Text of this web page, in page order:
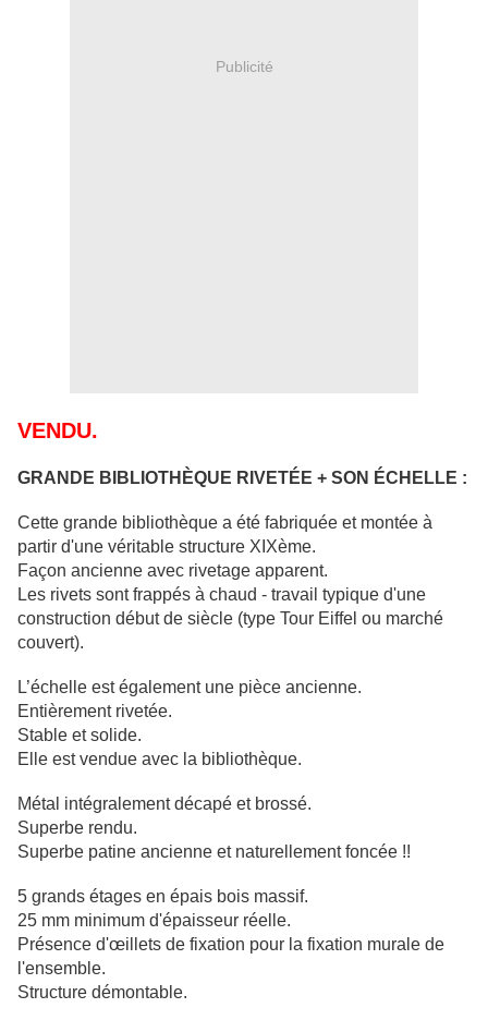
Publicité
VENDU.
GRANDE BIBLIOTHÈQUE RIVETÉE + SON ÉCHELLE :
Cette grande bibliothèque a été fabriquée et montée à
partir d'une véritable structure XIXème.
Façon ancienne avec rivetage apparent.
Les rivets sont frappés à chaud - travail typique d'une
construction début de siècle (type Tour Eiffel ou marché
couvert).
L’échelle est également une pièce ancienne.
Entièrement rivetée.
Stable et solide.
Elle est vendue avec la bibliothèque.
Métal intégralement décapé et brossé.
Superbe rendu.
Superbe patine ancienne et naturellement foncée !!
5 grands étages en épais bois massif.
25 mm minimum d'épaisseur réelle.
Présence d'œillets de fixation pour la fixation murale de
l'ensemble.
Structure démontable.